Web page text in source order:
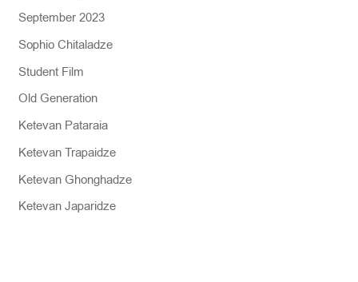
September 2023
Sophio Chitaladze
Student Film
Old Generation
Ketevan Pataraia
Ketevan Trapaidze
Ketevan Ghonghadze
Ketevan Japaridze